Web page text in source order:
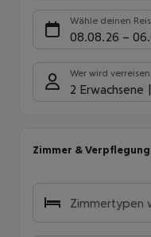
Wähle deinen
08.08.26 –
Wer wird verreisen
2 Erwachsene
Zimmer & Verpflegung
Zimmertypen